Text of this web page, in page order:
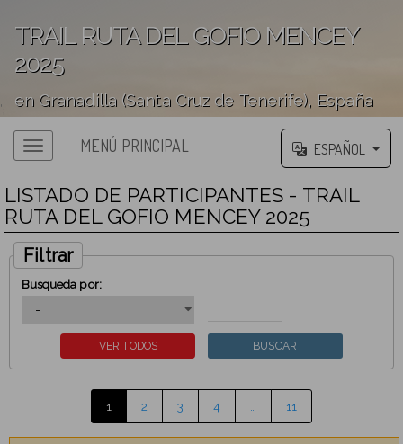
TRAIL RUTA DEL GOFIO MENCEY
2025
en Granadilla (Santa Cruz de Tenerife), España
';
MENÚ PRINCIPAL ESPAÑOL
LISTADO DE PARTICIPANTES - TRAIL
RUTA DEL GOFIO MENCEY 2025
Filtrar
Busqueda por:
1 2 3 4 11